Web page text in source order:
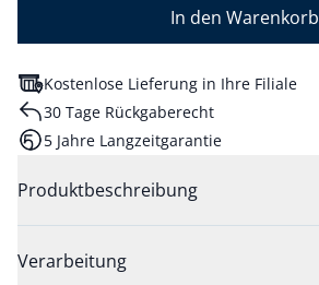
In den Warenkorb
Kostenlose Lieferung in Ihre Filiale
30 Tage Rückgaberecht
5 Jahre Langzeitgarantie
Produktbeschreibung
Verarbeitung